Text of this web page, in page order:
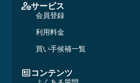
サービス
会員登録
利用料金
買い手候補一覧
コンテンツ